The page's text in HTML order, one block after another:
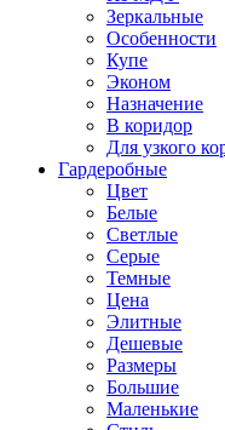
Зеркальные
Особенности
Купе
Эконом
Назначение
В коридор
Для узкого
Гардеробные
Цвет
Белые
Светлые
Серые
Темные
Цена
Элитные
Дешевые
Размеры
Большие
Маленькие